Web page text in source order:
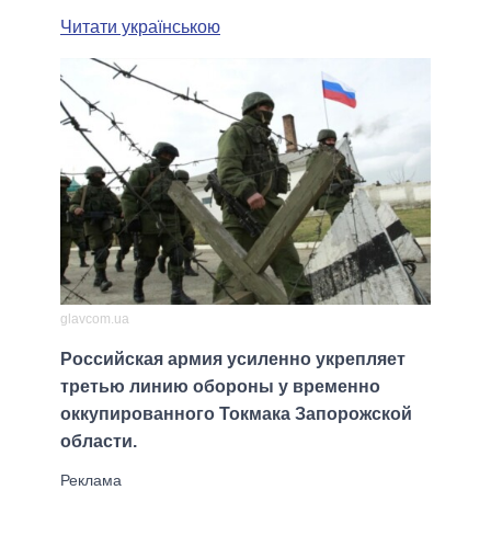
Читати українською
glavcom.ua
Российская армия усиленно укрепляет
третью линию обороны у временно
оккупированного Токмака Запорожской
области.